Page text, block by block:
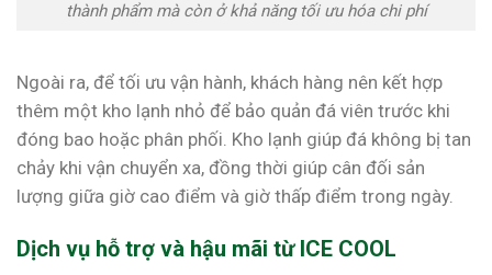
thành phẩm mà còn ở khả năng tối ưu hóa chi phí
Ngoài ra, để tối ưu vận hành, khách hàng nên kết hợp
thêm một kho lạnh nhỏ để bảo quản đá viên trước khi
đóng bao hoặc phân phối. Kho lạnh giúp đá không bị tan
chảy khi vận chuyển xa, đồng thời giúp cân đối sản
lượng giữa giờ cao điểm và giờ thấp điểm trong ngày.
Dịch vụ hỗ trợ và hậu mãi từ ICE COOL